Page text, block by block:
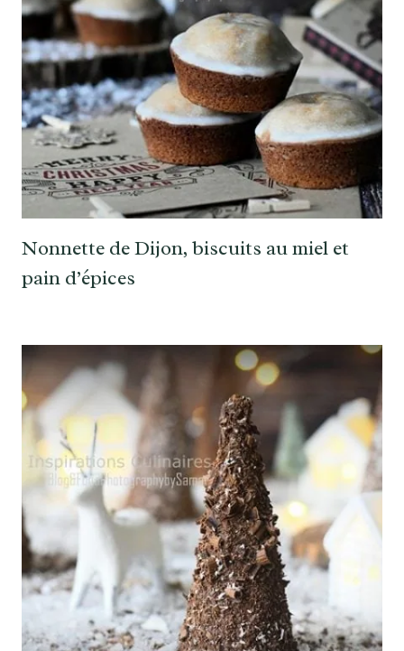
Nonnette de Dijon, biscuits au miel et
pain d’épices